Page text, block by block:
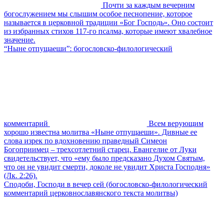
Почти за каждым вечерним
богослужением мы слышим особое песнопение, которое
называется в церковной традиции «Бог Господь». Оно состоит
из избранных стихов 117-го псалма, которые имеют хвалебное
значение.
“Ныне отпущаеши”: богословско-филологический
комментарий
Всем верующим
хорошо известна молитва «Ныне отпущаеши». Дивные ее
слова изрек по вдохновению праведный Симеон
Богоприимец – трехсотлетний старец. Евангелие от Луки
свидетельствует, что «ему было предсказано Духом Святым,
что он не увидит смерти, доколе не увидит Христа Господня»
(Лк. 2:26).
Сподоби, Господи в вечер сей (богословско-филологический
комментарий церковнославянского текста молитвы)